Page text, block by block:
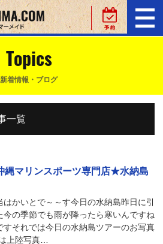
Topics
新着情報・ブログ
一覧
縄マリンスポーツ専門店★水納島
かいとで～～す今日の水納島昨日に引
今の季節でも雨が降ったら寒いんですね
それでは今日の水納島ツアーのお写真
上陸写真…